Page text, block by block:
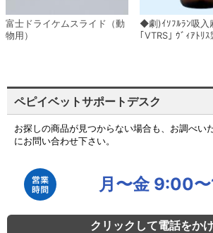
富士ドライケムスライド（動
物用）
◆劇)ｲｿﾌﾙﾗﾝ吸入
｢VTRS｣ ｳﾞｨｱﾄﾘｽ
ペピイベットサポートデスク
お探しの商品が見つからない場合も、お調べい
にお問い合わせ下さい。
月〜金 9:00
クリックして電話をか